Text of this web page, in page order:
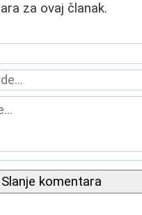
za ovaj članak.
Slanje komentara